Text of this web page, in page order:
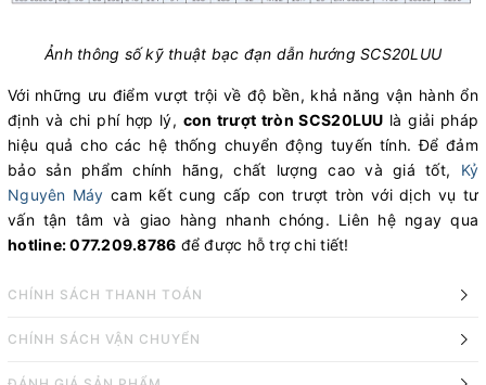
Ảnh thông số kỹ thuật bạc đạn dẫn hướng SCS20LUU
Với những ưu điểm vượt trội về độ bền, khả năng vận hành ổn
định và chi phí hợp lý, con trượt tròn SCS20LUU là giải pháp
hiệu quả cho các hệ thống chuyển động tuyến tính. Để đảm
bảo sản phẩm chính hãng, chất lượng cao và giá tốt, Kỷ
Nguyên Máy cam kết cung cấp con trượt tròn với dịch vụ tư
vấn tận tâm và giao hàng nhanh chóng. Liên hệ ngay qua
hotline: 077.209.8786 để được hỗ trợ chi tiết!
CHÍNH SÁCH THANH TOÁN
CHÍNH SÁCH VẬN CHUYỂN